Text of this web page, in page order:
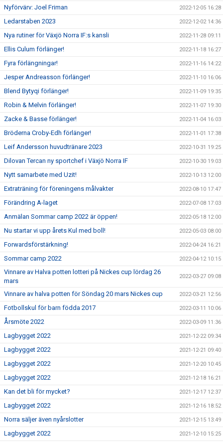
Nyförvärv: Joel Friman 2022-12-05 16:28
Ledarstaben 2023 2022-12-02 14:36
Nya rutiner för Växjö Norra IF:s kansli 2022-11-28 09:11
Ellis Culum förlänger! 2022-11-18 16:27
Fyra förlängningar! 2022-11-16 14:22
Jesper Andreasson förlänger! 2022-11-10 16:06
Blend Bytyqi förlänger! 2022-11-09 19:35
Robin & Melvin förlänger! 2022-11-07 19:30
Zacke & Basse förlänger! 2022-11-04 16:03
Bröderna Croby-Edh förlänger! 2022-11-01 17:38
Leif Andersson huvudtränare 2023 2022-10-31 19:25
Dilovan Tercan ny sportchef i Växjö Norra IF 2022-10-30 19:03
Nytt samarbete med Uzit! 2022-10-13 12:00
Extraträning för föreningens målvakter 2022-08-10 17:47
Förändring A-laget 2022-07-08 17:03
Anmälan Sommar camp 2022 är öppen! 2022-05-18 12:00
Nu startar vi upp årets Kul med boll! 2022-05-03 08:00
Forwardsförstärkning! 2022-04-24 16:21
Sommar camp 2022 2022-04-12 10:15
Vinnare av Halva potten lotteri på Nickes cup lördag 26
mars
2022-03-27 09:08
Vinnare av halva potten för Söndag 20 mars Nickes cup 2022-03-21 12:56
Fotbollskul för barn födda 2017 2022-03-11 10:06
Årsmöte 2022 2022-03-09 11:36
Lagbygget 2022 2021-12-22 09:34
Lagbygget 2022 2021-12-21 09:40
Lagbygget 2022 2021-12-20 10:45
Lagbygget 2022 2021-12-18 16:21
Kan det bli för mycket? 2021-12-17 12:37
Lagbygget 2022 2021-12-16 18:52
Norra säljer även nyårslotter 2021-12-15 13:49
Lagbygget 2022 2021-12-10 15:25